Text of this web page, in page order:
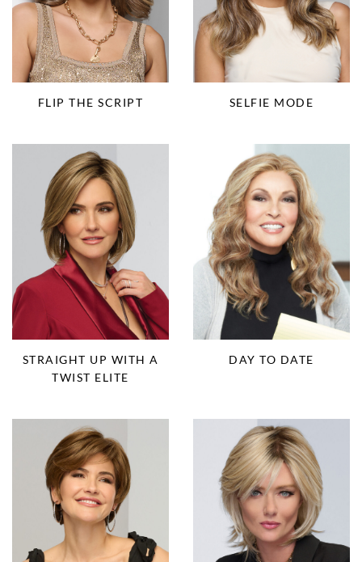
FLIP THE SCRIPT SELFIE MODE
STRAIGHT UP WITH A
TWIST ELITE
DAY TO DATE